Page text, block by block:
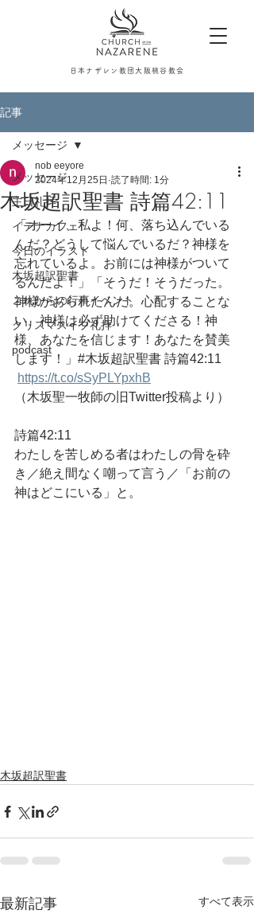
日本ナザレン教団大阪桃谷教会
記事
メッセージ
主日礼拝
イテナカフェ
今日のイラスト
木坂超訳聖書
これからの行事イベント
クリスマスイブ礼拝
podcast
メッセージ
木坂超訳聖書 詩篇42:11
nob eeyore
2024年12月25日 読了時間: 1分
「オーイ、私よ！何、落ち込んでいる
んだ？どうして悩んでいるだ？神様を
忘れているよ。お前には神様がついて
るんだよ！」「そうだ！そうだった。
神様がおられたんだ。心配することな
い、神様は必ず助けてくださる！神
様、あなたを信じます！あなたを賛美
します！」#木坂超訳聖書 詩篇42:11
https://t.co/sSyPLYpxhB
（木坂聖一牧師の旧Twitter投稿より）
詩篇42:11
わたしを苦しめる者はわたしの骨を砕
き／絶え間なく嘲って言う／「お前の
神はどこにいる」と。
木坂超訳聖書
最新記事 すべて表示